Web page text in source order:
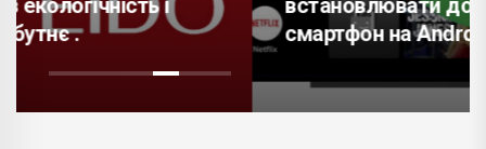
встановлювати додатки через
смартфон на Android TV .